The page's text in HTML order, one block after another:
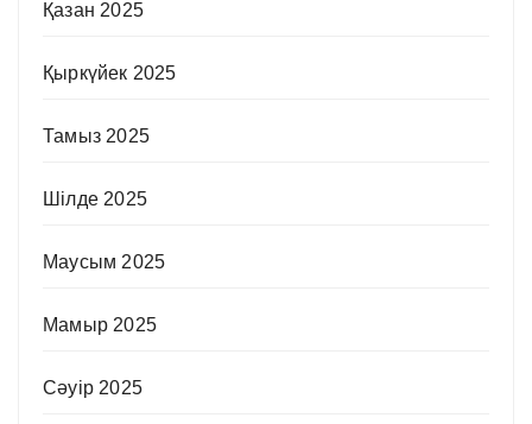
Қазан 2025
Қыркүйек 2025
Тамыз 2025
Шілде 2025
Маусым 2025
Мамыр 2025
Сәуір 2025